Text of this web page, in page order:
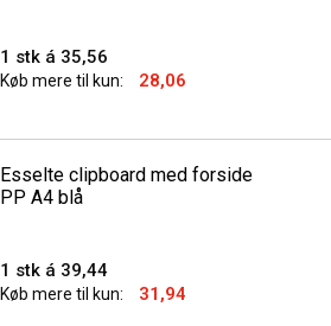
1 stk á 35,56
Køb mere til kun: 28,06
Esselte clipboard med forside
PP A4 blå
1 stk á 39,44
Køb mere til kun: 31,94